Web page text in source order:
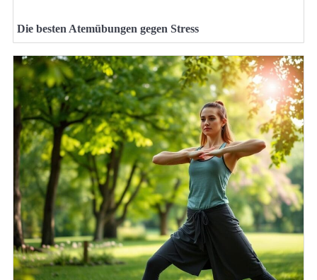
Die besten Atemübungen gegen Stress